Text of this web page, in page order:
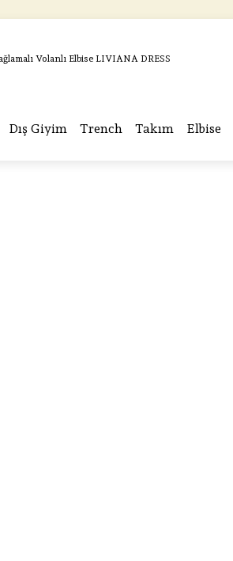
KARGO
KARGO
Dış Giyim Trench Takım Elbise